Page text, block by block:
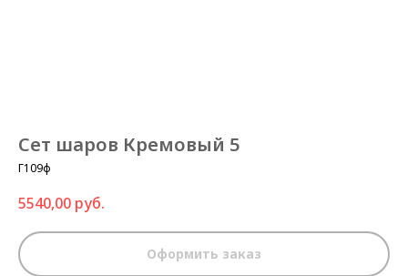
Сет шаров Кремовый 5
Г109ф
5540,00 руб.
Оформить заказ